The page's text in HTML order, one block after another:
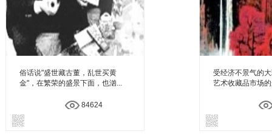
俗话说"盛世藏古董，乱世买黄
金"，在繁荣的盛景下面，也汹...
84624
受经济不景气的
艺术收藏品市场